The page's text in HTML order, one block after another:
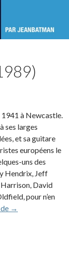
à Newcastle.
ses larges
et sa guitare
européens le
uns des
Hendrix, Jeff
David
pour n’en
Hank Marvin
→